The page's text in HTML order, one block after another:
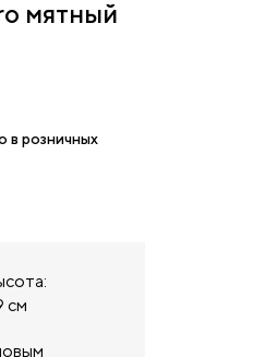
мятный
в розничных
см